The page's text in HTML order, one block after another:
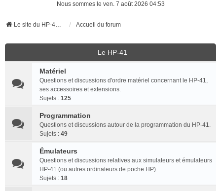
Nous sommes le ven. 7 août 2026 04:53
Le site du HP-41CX Accueil du forum
Le HP-41
Matériel
Questions et discussions d'ordre matériel concernant le HP-41,
ses accessoires et extensions.
Sujets : 125
Programmation
Questions et discussions autour de la programmation du HP-41.
Sujets : 49
Émulateurs
Questions et discussions relatives aux simulateurs et émulateurs
HP-41 (ou autres ordinateurs de poche HP).
Sujets : 18